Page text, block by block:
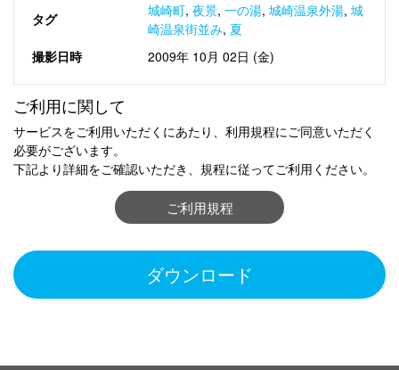
タグ 城崎町, 夜景, 一の湯, 城崎温泉外湯, 城
崎温泉街並み, 夏
撮影日時
2009年 10月 02日 (金)
ご利用に関して
サービスをご利用いただくにあたり、利用規程にご同意いただく
必要がございます。
下記より詳細をご確認いただき、規程に従ってご利用ください。
ご利用規程
ダウンロード